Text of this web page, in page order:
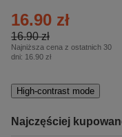
16.90 zł
16.90 zł
Najniższa cena z ostatnich 30
dni: 16.90 zł
High-contrast mode
Najczęściej